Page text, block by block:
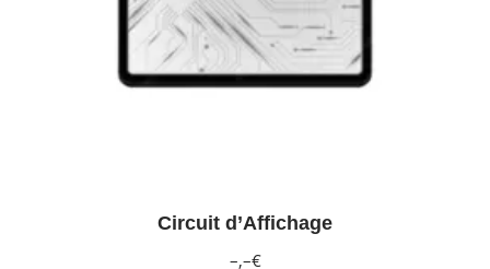
Circuit d’Affichage
–,–€